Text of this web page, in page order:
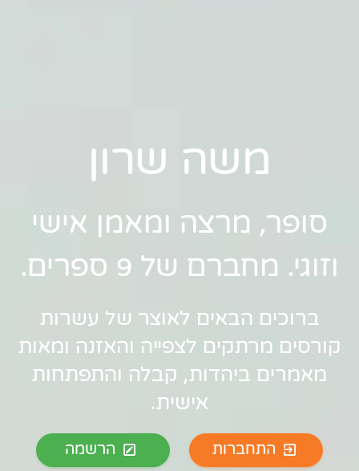
משה שרון
סופר, מרצה ומאמן אישי
וזוגי. מחברם של 9 ספרים.
ברוכים הבאים לאוצר של עשרות
קורסים מרתקים לצפייה והאזנה ומאות
מאמרים ביהדות, קבלה והתפתחות
אישית.
התחברות הרשמה